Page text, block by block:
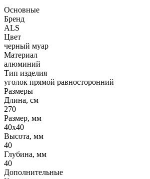
Основные
Бренд
ALS
Цвет
черный муар
Материал
алюминий
Тип изделия
уголок прямой равносторонний
Размеры
Длина, см
270
Размер, мм
40х40
Высота, мм
40
Глубина, мм
40
Дополнительные